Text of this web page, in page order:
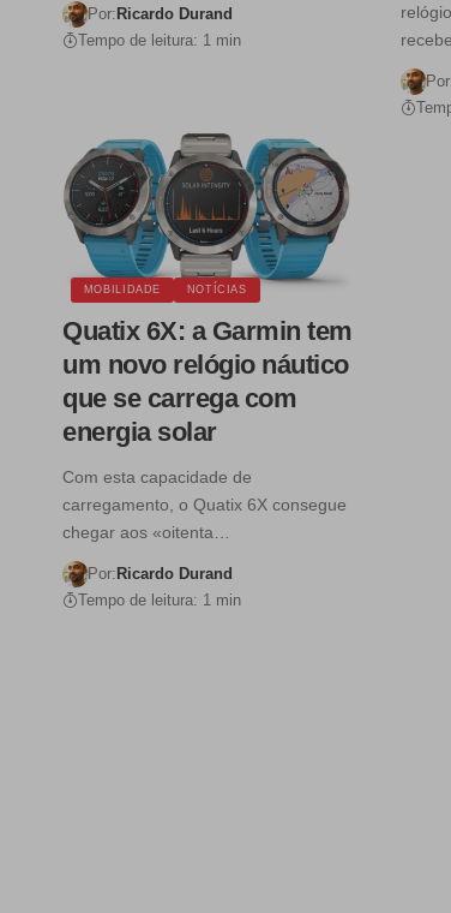
Por: Ricardo Durand
Tempo de leitura: 1 min
MOBILIDADE NOTÍCIAS
Quatix 6X: a Garmin tem
um novo relógio náutico
que se carrega com
energia solar
Com esta capacidade de
carregamento, o Quatix 6X consegue
chegar aos «oitenta…
Por: Ricardo Durand
Tempo de leitura: 1 min